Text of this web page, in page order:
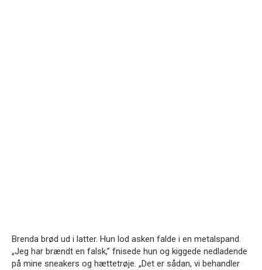
Brenda brød ud i latter. Hun lod asken falde i en metalspand.
„Jeg har brændt en falsk,” fnisede hun og kiggede nedladende
på mine sneakers og hættetrøje. „Det er sådan, vi behandler